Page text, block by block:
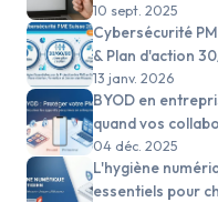
10 sept. 2025
Cybersécurité
& Plan d'action
13 janv. 2026
BYOD en
quand vos
personnels
04 déc. 2025
L'hygiène
essentiels pour